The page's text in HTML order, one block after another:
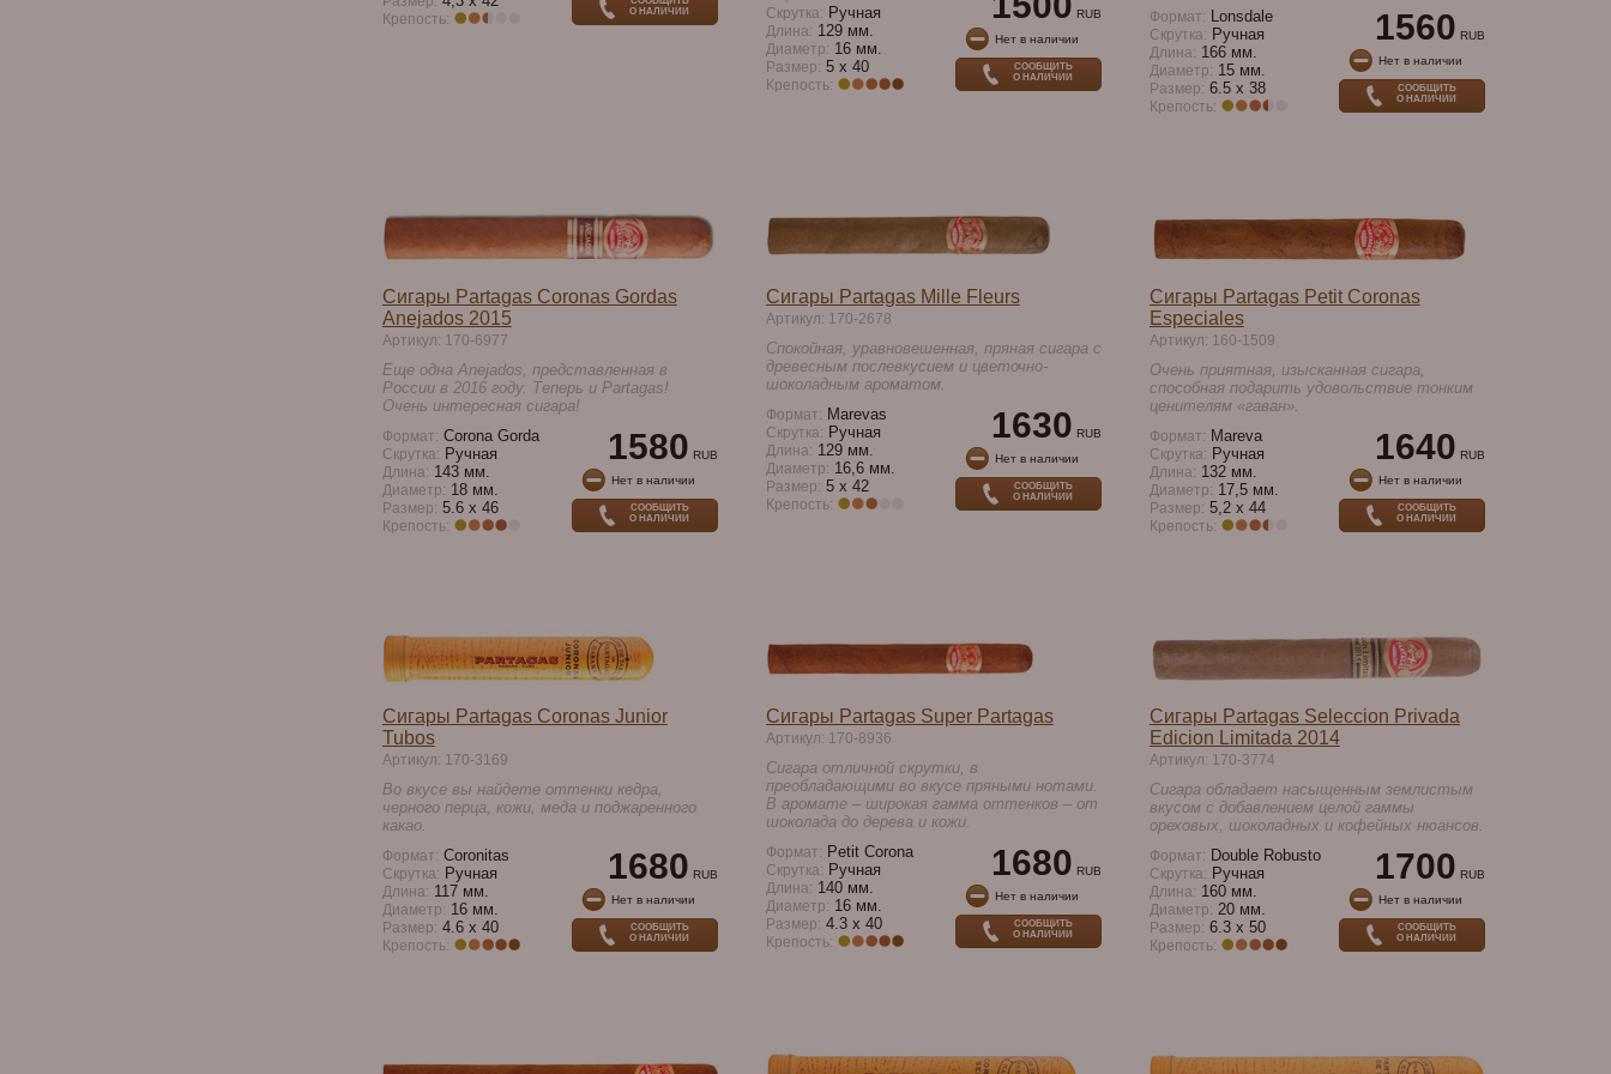
Крепость:
О НАЛИЧИИ
Скрутка: Ручная
Длина: 129 мм.
Диаметр: 16 мм.
Размер: 5 x 40
Крепость:
RUB
Нет в наличии
СООБЩИТЬ
О НАЛИЧИИ
Формат: Lonsdale
Скрутка: Ручная
Длина: 166 мм.
Диаметр: 15 мм.
Размер: 6.5 x 38
Крепость:
1560 RUB
Нет в наличии
СООБЩИТЬ
О НАЛИЧИИ
Сигары Partagas Coronas Gordas
Anejados 2015
Артикул: 170-6977
Еще одна Anejados, представленная в
России в 2016 году. Теперь и Partagas!
Очень интересная сигара!
Формат: Corona Gorda
Скрутка: Ручная
Длина: 143 мм.
Диаметр: 18 мм.
Размер: 5.6 x 46
Крепость:
1580 RUB
Нет в наличии
СООБЩИТЬ
О НАЛИЧИИ
Сигары Partagas Mille Fleurs
Артикул: 170-2678
Спокойная, уравновешенная, пряная сигара с
древесным послевкусием и цветочно-
шоколадным ароматом.
Формат: Marevas
Скрутка: Ручная
Длина: 129 мм.
Диаметр: 16,6 мм.
Размер: 5 x 42
Крепость:
1630 RUB
Нет в наличии
СООБЩИТЬ
О НАЛИЧИИ
Сигары Partagas Petit Coronas
Especiales
Артикул: 160-1509
Очень приятная, изысканная сигара,
способная подарить удовольствие тонким
ценителям «гаван».
Формат: Mareva
Скрутка: Ручная
Длина: 132 мм.
Диаметр: 17,5 мм.
Размер: 5,2 x 44
Крепость:
1640 RUB
Нет в наличии
СООБЩИТЬ
О НАЛИЧИИ
Сигары Partagas Coronas Junior
Tubos
Артикул: 170-3169
Во вкусе вы найдете оттенки кедра,
черного перца, кожи, меда и поджаренного
какао.
Формат: Coronitas
Скрутка: Ручная
Длина: 117 мм.
Диаметр: 16 мм.
Размер: 4.6 x 40
Крепость:
1680 RUB
Нет в наличии
СООБЩИТЬ
О НАЛИЧИИ
Сигары Partagas Super Partagas
Артикул: 170-8936
Сигара отличной скрутки, в
преобладающими во вкусе пряными нотами.
В аромате – широкая гамма оттенков – от
шоколада до дерева и кожи.
Формат: Petit Corona
Скрутка: Ручная
Длина: 140 мм.
Диаметр: 16 мм.
Размер: 4.3 x 40
Крепость:
1680 RUB
Нет в наличии
СООБЩИТЬ
О НАЛИЧИИ
Сигары Partagas Seleccion Privada
Edicion Limitada 2014
Артикул: 170-3774
Сигара обладает насыщенным землистым
вкусом с добавлением целой гаммы
ореховых, шоколадных и кофейных нюансов.
Формат: Double Robusto
Скрутка: Ручная
Длина: 160 мм.
Диаметр: 20 мм.
Размер: 6.3 x 50
Крепость:
1700 RUB
Нет в наличии
СООБЩИТЬ
О НАЛИЧИИ